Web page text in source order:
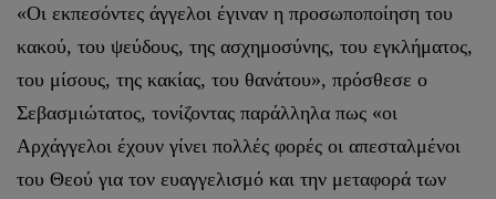
«Οι εκπεσόντες άγγελοι έγιναν η προσωποποίηση του
κακού, του ψεύδους, της ασχημοσύνης, του εγκλήματος,
του μίσους, της κακίας, του θανάτου», πρόσθεσε ο
Σεβασμιώτατος, τονίζοντας παράλληλα πως «οι
Αρχάγγελοι έχουν γίνει πολλές φορές οι απεσταλμένοι
του Θεού για τον ευαγγελισμό και την μεταφορά των